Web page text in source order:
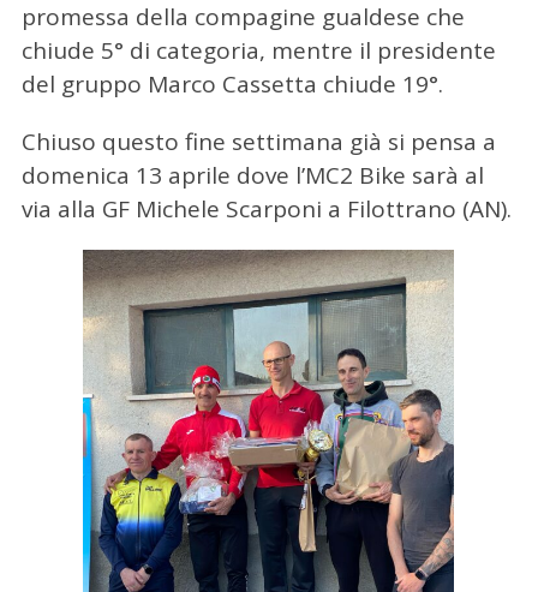
promessa della compagine gualdese che
chiude 5° di categoria, mentre il presidente
del gruppo Marco Cassetta chiude 19°.
Chiuso questo fine settimana già si pensa a
domenica 13 aprile dove l’MC2 Bike sarà al
via alla GF Michele Scarponi a Filottrano (AN).
e
r
p
e
r
: